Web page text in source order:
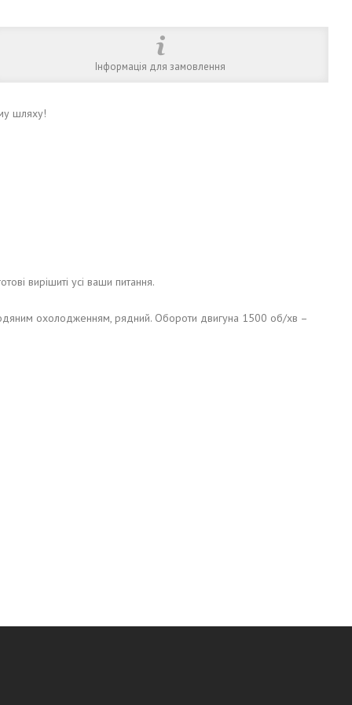
Інформація для замовлення
шляху!
вирішиті усі ваши питання.
охолодженням, рядний. Обороти двигуна 1500 об/хв –